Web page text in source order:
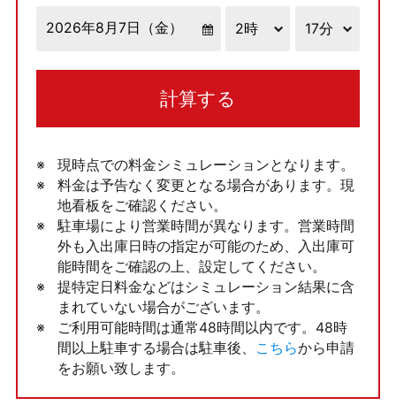
計算する
現時点での料金シミュレーションとなります。
料金は予告なく変更となる場合があります。現
地看板をご確認ください。
駐車場により営業時間が異なります。営業時間
外も入出庫日時の指定が可能のため、入出庫可
能時間をご確認の上、設定してください。
提特定日料金などはシミュレーション結果に含
まれていない場合がございます。
ご利用可能時間は通常48時間以内です。48時
間以上駐車する場合は駐車後、
こちらから申請
をお願い致します。